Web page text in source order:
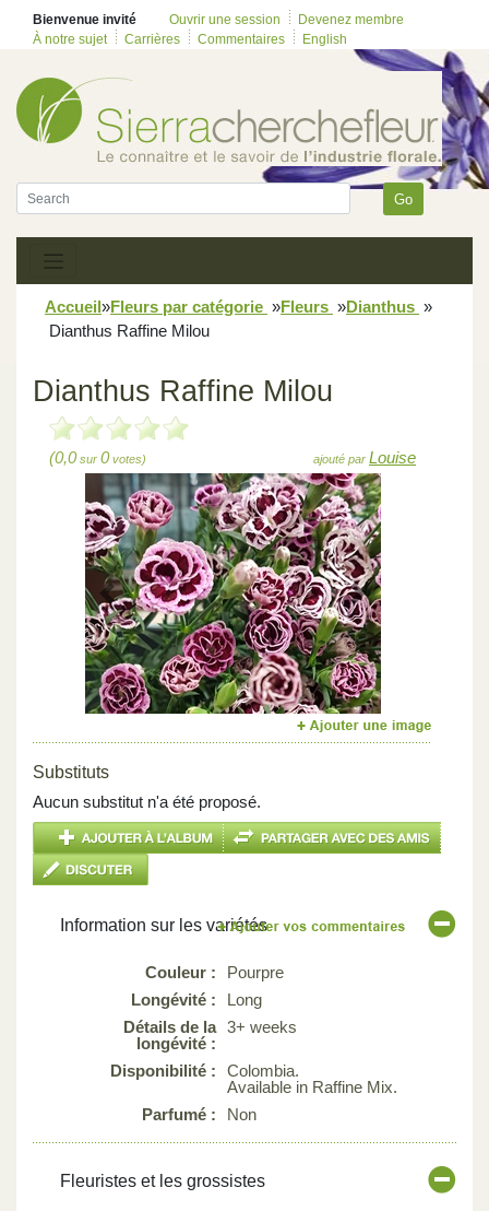
Bienvenue invité Ouvrir une session
Devenez membre
À notre sujet
Carrières Commentaires English
Go
Accueil»Fleurs par catégorie »Fleurs »Dianthus »
Dianthus Raffine Milou
Dianthus Raffine Milou
(0,0sur 0votes) ajouté par Louise
Previous Next
Substituts
Aucun substitut n'a été proposé.
Information sur les variétés
Couleur :
Pourpre
Longévité :
Long
Détails de la
longévité :
3+ weeks
Disponibilité :
Colombia.
Available in Raffine Mix.
Parfumé :
Non
Fleuristes et les grossistes